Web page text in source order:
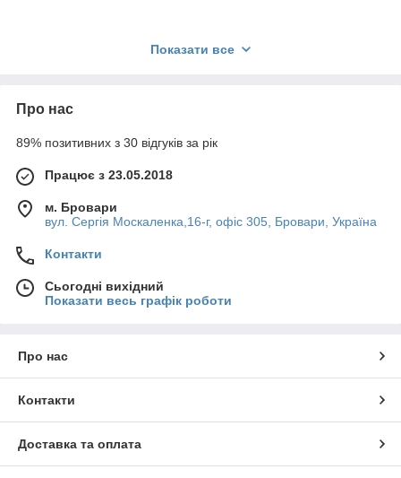
представляє собою шестигранну
забезпечує надійну фіксацію і запобігає мимовільному
Корончасті гайки: матеріали
виготовлення
Корончаті гайки виготовляють із різних матеріалів,
для поліпшення
захист від корозії марки
Показати все
Про нас
89% позитивних з 30 відгуків за рік
Працює з 23.05.2018
м. Бровари
вул. Сергія Москаленка,16-г, офіс 305, Бровари, Україна
Контакти
Сьогодні вихідний
Показати весь графік роботи
Про нас
Контакти
Доставка та оплата